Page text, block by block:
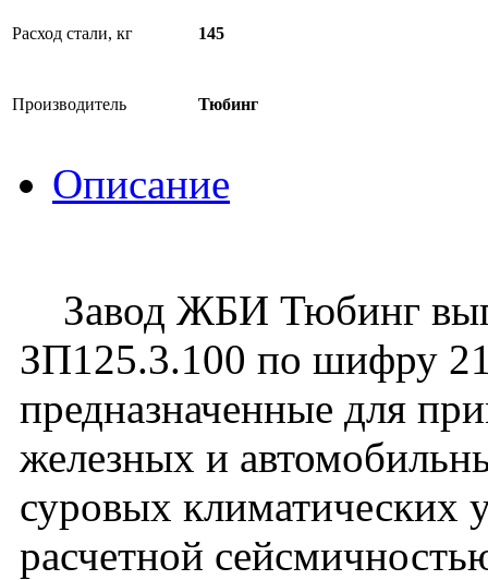
Расход стали, кг 145
Производитель Тюбинг
Описание
Завод ЖБИ Тюбинг
ЗП125.3.100 по шифру
предназначенные для
железных и
суровых климатических
расчетной